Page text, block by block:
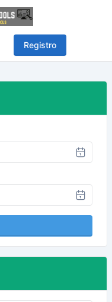
Registro